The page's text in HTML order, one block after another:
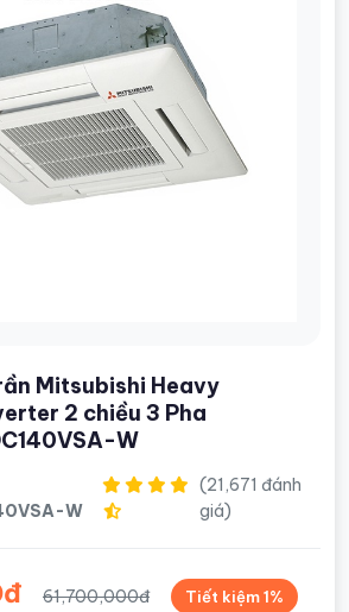
Mitsubishi Heavy
2 chiều 3 Pha
W
W
(21,671 đánh
giá)
61,700,000đ Tiết kiệm 1%